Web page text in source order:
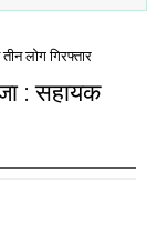
लोग गिरफ्तार
: सहायक